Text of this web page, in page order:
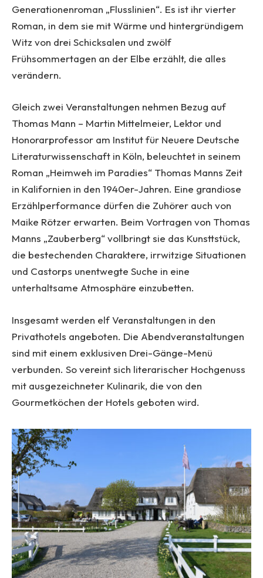
Generationenroman „Flusslinien“. Es ist ihr vierter
Roman, in dem sie mit Wärme und hintergründigem
Witz von drei Schicksalen und zwölf
Frühsommertagen an der Elbe erzählt, die alles
verändern.
Gleich zwei Veranstaltungen nehmen Bezug auf
Thomas Mann – Martin Mittelmeier, Lektor und
Honorarprofessor am Institut für Neuere Deutsche
Literaturwissenschaft in Köln, beleuchtet in seinem
Roman „Heimweh im Paradies“ Thomas Manns Zeit
in Kalifornien in den 1940er-Jahren. Eine grandiose
Erzählperformance dürfen die Zuhörer auch von
Maike Rötzer erwarten. Beim Vortragen von Thomas
Manns „Zauberberg“ vollbringt sie das Kunsttstück,
die bestechenden Charaktere, irrwitzige Situationen
und Castorps unentwegte Suche in eine
unterhaltsame Atmosphäre einzubetten.
Insgesamt werden elf Veranstaltungen in den
Privathotels angeboten. Die Abendveranstaltungen
sind mit einem exklusiven Drei-Gänge-Menü
verbunden. So vereint sich literarischer Hochgenuss
mit ausgezeichneter Kulinarik, die von den
Gourmetköchen der Hotels geboten wird.